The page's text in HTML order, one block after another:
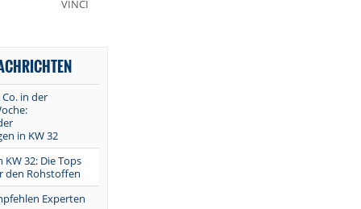
in der
in KW 32
KW 32: Die Tops
den Rohstoffen
Experten